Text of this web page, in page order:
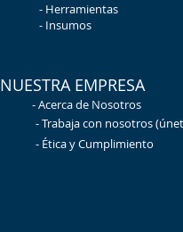
- Herramientas
- Insumos
NUESTRA EMPRESA
-Acerca de Nosotros
- Trabaja con nosotros
- Ética y Cumplimiento